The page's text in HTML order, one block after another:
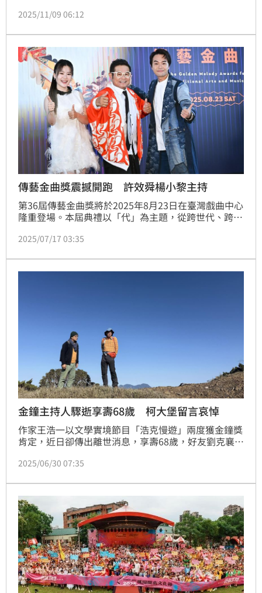
潮，還上演百人大合唱〈海海人生〉；柯大堡登台演唱
身為活動總召兼主持，又負責找表演者，還被觀眾拱上
台開口唱歌，直呼「一切都是為了奶粉錢」。
2025/11/09 06:12
傳藝金曲獎震撼開跑 許效舜楊小黎主持
第36屆傳藝金曲獎將於2025年8月23日在臺灣戲曲中心
隆重登場。本屆典禮以「代」為主題，從跨世代、跨年
新。典禮主持人由資深藝人許效舜與實力派演員楊小黎
資深主持人柯大堡與新生代孫凱琳共同主持，完美呼應
本屆主題的多元與交融。主持陣容堅強，世代對話精彩
2025/07/17 03:35
金鐘主持人驟逝享壽68歲 柯大堡留言哀悼
作家王浩一以文學實境節目「浩克慢遊」兩度獲金鐘獎
肯定，近日卻傳出離世消息，享壽68歲，好友劉克襄、
群哀悼。
2025/06/30 07:35